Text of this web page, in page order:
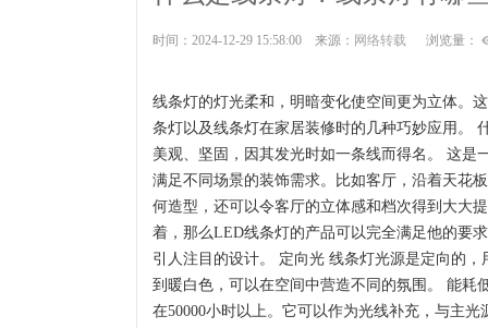
时间：2024-12-29 15:58:00 来源： 网络转载 浏览量：
线条灯的灯光柔和，明暗变化使空间更为立体。
条灯以及线条灯在家居装修时的几种巧妙应用。
美观、坚固，因其发光时如一条线而得名。 这是
满足不同场景的装饰需求。比如客厅，沿着天花
何造型，还可以令客厅的立体感和档次得到大大
着，那么LED线条灯的产品可以完全满足他的要
引人注目的设计。 定向光 线条灯光源是定向的
到暖白色，可以在空间中营造不同的氛围。 能耗
在50000小时以上。它可以作为光线补充，与主